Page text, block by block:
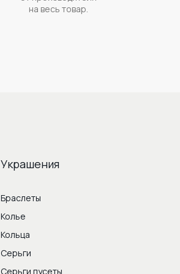
на весь товар.
Украшения
Браслеты
Колье
Кольца
Серьги
Серьги пусеты